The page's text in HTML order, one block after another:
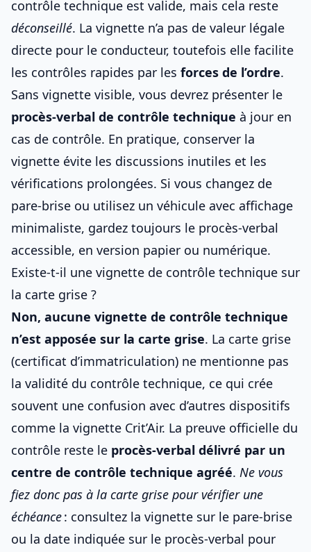
contrôle technique est valide, mais cela reste
déconseillé. La vignette n’a pas de valeur légale
directe pour le conducteur, toutefois elle facilite
les contrôles rapides par les forces de l’ordre.
Sans vignette visible, vous devrez présenter le
procès-verbal de contrôle technique à jour en
cas de contrôle. En pratique, conserver la
vignette évite les discussions inutiles et les
vérifications prolongées. Si vous changez de
pare-brise ou utilisez un véhicule avec affichage
minimaliste, gardez toujours le procès-verbal
accessible, en version papier ou numérique.
Existe-t-il une vignette de contrôle technique sur
la carte grise ?
Non, aucune vignette de contrôle technique
n’est apposée sur la carte grise. La carte grise
(certificat d’immatriculation) ne mentionne pas
la validité du contrôle technique, ce qui crée
souvent une confusion avec d’autres dispositifs
comme la vignette Crit’Air. La preuve officielle du
contrôle reste le procès-verbal délivré par un
centre de contrôle technique agréé. Ne vous
fiez donc pas à la carte grise pour vérifier une
échéance: consultez la vignette sur le pare-brise
ou la date indiquée sur le procès-verbal pour